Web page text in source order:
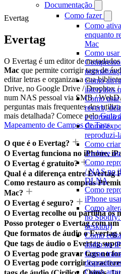
Documentação
Como fazer
Como
enquanto
Mac
Como
Como
intervalos
Como
reverb,
e
Como
reproduzi-
Como
Archive
Como
/ NAS no
DLNA
Como
iPhone
Como
no Spotify:
desktop)
Como
áudio no
Como
Como
Evertag
Evertag
O Evertag é um editor de
Mac que permite corrigir tags de
editar letras e organizar a sua
Drive, no Google Drive / Dropbox
num NAS pessoal via SMB /
perguntas mais frequentes dos
mais detalhada? Comece peloGuia
Mapeamento de Campos de Tags.
O que é o Evertag?
O Evertag funciona no iPhone,
O Evertag é gratuito?
Qual é a diferença entre Evertag
Como restauro as compras
Mac?
O Evertag é seguro?
O Evertag recolhe ou partilha os
Posso proteger o Evertag com
Que formatos de áudio o Evertag
Que tags de áudio o Evertag
O Evertag pode gravar tags no
O Evertag pode corrigir